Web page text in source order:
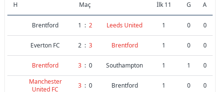
H Maç İlk 11 G A
Brentford 1 : 2 Leeds United 1 0 0
Everton FC 2 : 3 Brentford 1 0 0
Brentford 3 : 0 Southampton 1 1
0
Manchester
United FC
3 : 0 Brentford 1 0 0